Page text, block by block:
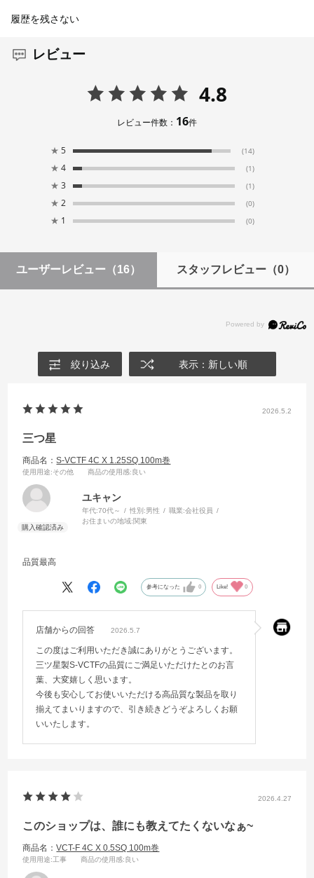
履歴を残さない
レビュー
4.8
レビュー件数： 16件
★ 5 (14)
★ 4 (1)
★ 3 (1)
★ 2 (0)
★ 1 (0)
ユーザーレビュー （16） スタッフレビュー（0）
絞り込み 表示：新しい順
2026.5.2
三つ星
商品名：S-VCTF 4C X 1.25SQ 100m巻
使用用途:その他 商品の使用感:良い
ユキャン
年代:70代～ 性別:男性 職業:会社役員
お住まいの地域:関東
品質最高
参考になった 0 Like! 0
店舗からの回答 2026.5.7
この度はご利用いただき誠にありがとうございます。
三ツ星製S-VCTFの品質にご満足いただけたとのお言
葉、大変嬉しく思います。
今後も安心してお使いいただける高品質な製品を取り
揃えてまいりますので、引き続きどうぞよろしくお願
いいたします。
2026.4.27
このショップは、誰にも教えてたくないなぁ~
商品名：VCT-F 4C X 0.5SQ 100m巻
使用用途:工事 商品の使用感:良い